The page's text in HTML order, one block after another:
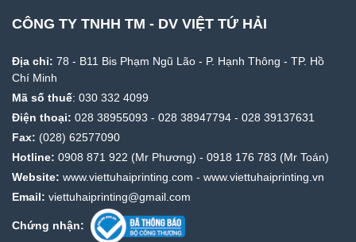
CÔNG TY TNHH TM - DV VIỆT TỨ HẢI
Địa chỉ: 78 - B11 Bis Phạm Ngũ Lão - P. Hạnh Thông - TP. Hồ
Chí Minh
Mã số thuế: 030 332 4099
Điện thoại: 028 38955093 - 028 38947794 - 028 39137631
Fax: (028) 62577090
Hotline: 0908 871 922 (Mr Phương) - 0918 176 783 (Mr Toán)
Website: www.viettuhaiprinting.com - www.viettuhaiprinting.vn
Email: viettuhaiprinting@gmail.com
Chứng nhận: